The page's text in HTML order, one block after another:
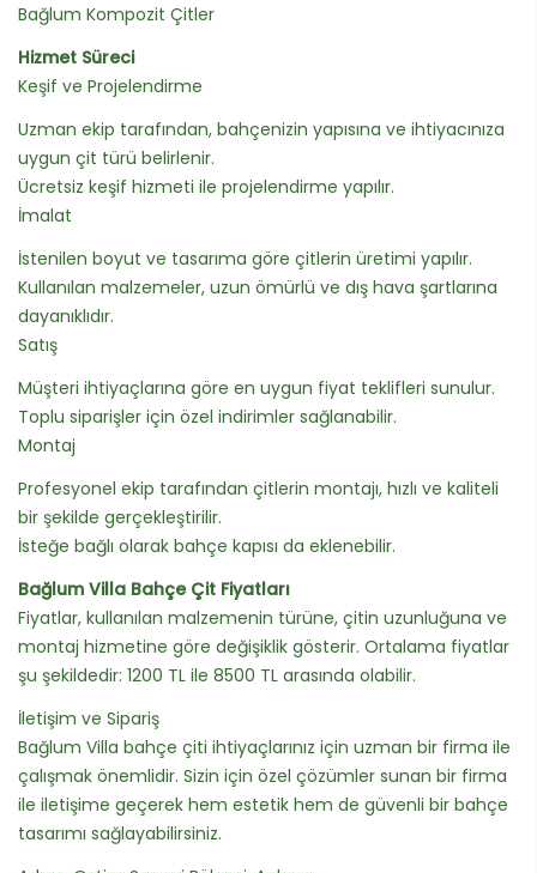
Bağlum Kompozit Çitler
Hizmet Süreci
Keşif ve Projelendirme
Uzman ekip tarafından, bahçenizin yapısına ve ihtiyacınıza
uygun çit türü belirlenir.
Ücretsiz keşif hizmeti ile projelendirme yapılır.
İmalat
İstenilen boyut ve tasarıma göre çitlerin üretimi yapılır.
Kullanılan malzemeler, uzun ömürlü ve dış hava şartlarına
dayanıklıdır.
Satış
Müşteri ihtiyaçlarına göre en uygun fiyat teklifleri sunulur.
Toplu siparişler için özel indirimler sağlanabilir.
Montaj
Profesyonel ekip tarafından çitlerin montajı, hızlı ve kaliteli
bir şekilde gerçekleştirilir.
İsteğe bağlı olarak bahçe kapısı da eklenebilir.
Bağlum Villa Bahçe Çit Fiyatları
Fiyatlar, kullanılan malzemenin türüne, çitin uzunluğuna ve
montaj hizmetine göre değişiklik gösterir. Ortalama fiyatlar
şu şekildedir: 1200 TL ile 8500 TL arasında olabilir.
İletişim ve Sipariş
Bağlum Villa bahçe çiti ihtiyaçlarınız için uzman bir firma ile
çalışmak önemlidir. Sizin için özel çözümler sunan bir firma
ile iletişime geçerek hem estetik hem de güvenli bir bahçe
tasarımı sağlayabilirsiniz.